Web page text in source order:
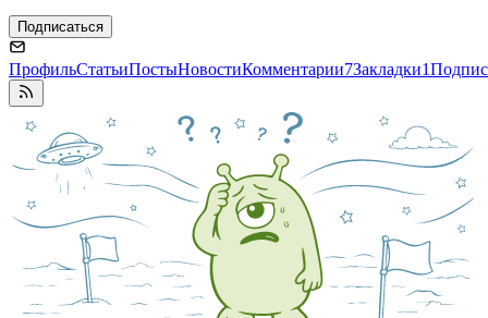
Подписаться
ПрофильСтатьиПостыНовостиКомментарии7Закладки1